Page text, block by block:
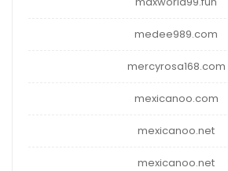
medee989.com
mercyrosa168.com
mexicanoo.com
mexicanoo.net
mexicanoo.net